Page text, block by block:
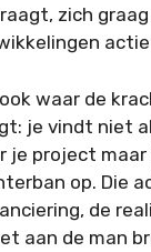
zich
waar de
je vindt niet
je project
op. Die
de
aan de man